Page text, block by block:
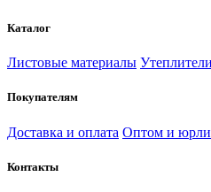
Каталог
Листовые материалы Утеплители
Покупателям
Доставка и оплата Оптом и
Контакты